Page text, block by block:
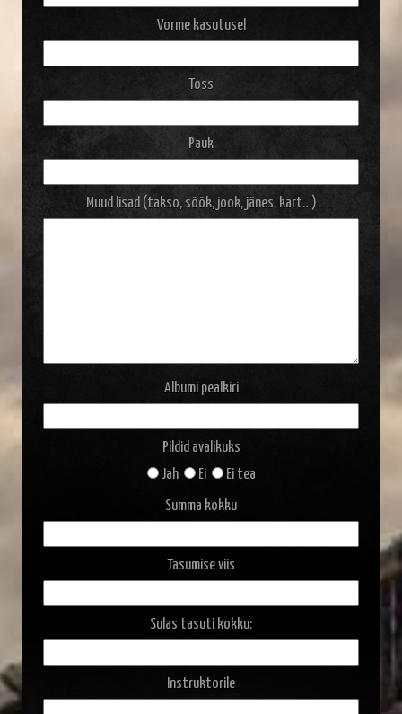
Vorme kasutusel
Toss
Pauk
Muud lisad (takso, söök, jook, jänes, kart…)
Albumi pealkiri
Pildid avalikuks
Jah
Ei Ei tea
Summa kokku
Tasumise viis
Sulas tasuti kokku:
Instruktorile